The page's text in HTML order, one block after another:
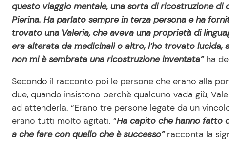
questo viaggio mentale, una sorta di ricostruzione
Pierina. Ha parlato sempre in terza persona e ha
trovato una Valeria, che aveva una proprietà di
era alterata da medicinali o altro, l’ho trovato
non mi è sembrata una ricostruzione inventata”ha
Secondo il racconto poi le persone che erano alla
due, quando insistono perchè qualcuno vada giù,
ad attenderla. “Erano tre persone legate da un
erano tutti molto agitati. “Ha capito che hanno fatto
a che fare con quello che è successo”racconta la